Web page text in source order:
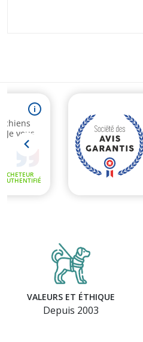
VALEURS ET ÉTHIQUE
Depuis 2003